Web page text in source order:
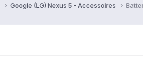
Google (LG) Nexus 5 - Accessoires